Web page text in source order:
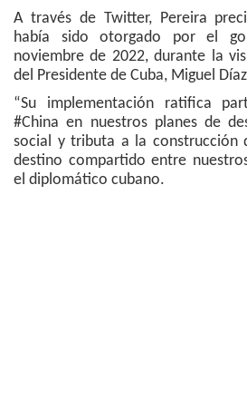
A través de Twitter, Pereira
había sido otorgado por el
noviembre de 2022, durante la
del Presidente de Cuba, Miguel
“Su implementación ratifica
#China en nuestros planes de
social y tributa a la construcción
destino compartido entre
el diplomático cubano.